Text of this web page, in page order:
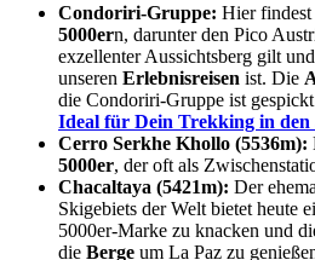
Condoriri-Gruppe: Hier
5000ern, darunter den Pico
exzellenter Aussichtsberg gilt
unseren Erlebnisreisen ist. Die
die Condoriri-Gruppe ist
Ideal für Dein Trekking in den
Cerro Serkhe Khollo (5536m):
5000er, der oft als
Chacaltaya (5421m): Der
Skigebiets der Welt bietet heute
5000er-Marke zu knacken und
die Berge um La Paz zu